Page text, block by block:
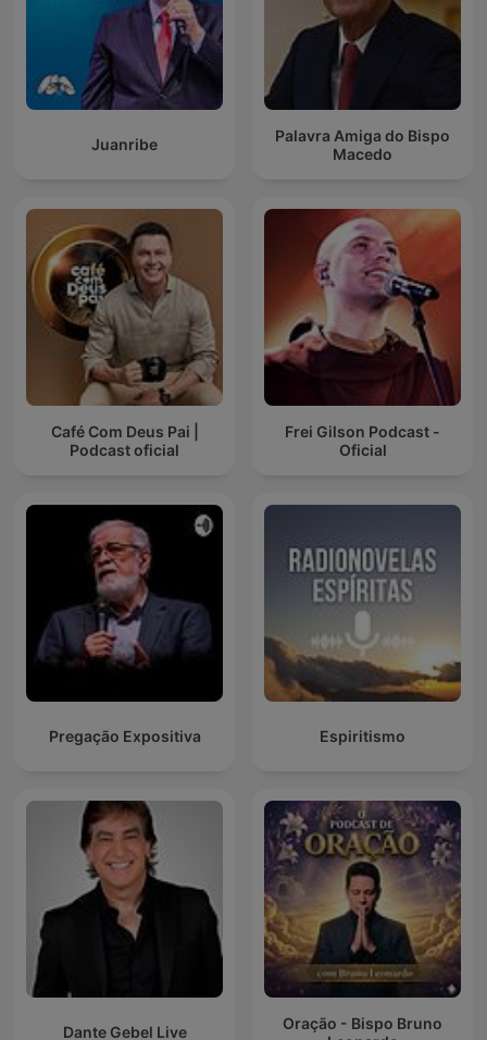
Juanribe
Palavra Amiga do Bispo
Macedo
Café Com Deus Pai |
Podcast oficial
Frei Gilson Podcast -
Oficial
Pregação Expositiva Espiritismo
Dante Gebel Live
Oração - Bispo Bruno